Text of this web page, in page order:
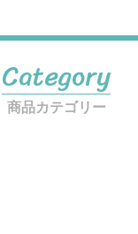
Category
商品カテゴリー